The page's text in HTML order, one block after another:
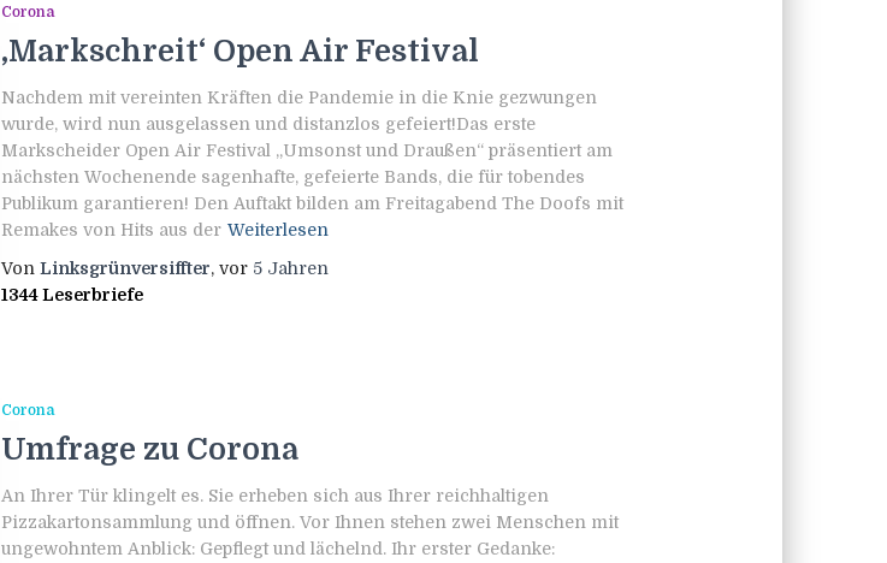
Corona
‚Markschreit‘ Open Air Festival
Nachdem mit vereinten Kräften die Pandemie in die Knie gezwungen
wurde, wird nun ausgelassen und distanzlos gefeiert!Das erste
Markscheider Open Air Festival „Umsonst und Draußen“ präsentiert am
nächsten Wochenende sagenhafte, gefeierte Bands, die für tobendes
Publikum garantieren! Den Auftakt bilden am Freitagabend The Doofs mit
Remakes von Hits aus der Weiterlesen
Von Linksgrünversiffter, vor 5 Jahren
1344 Leserbriefe
Corona
Umfrage zu Corona
An Ihrer Tür klingelt es. Sie erheben sich aus Ihrer reichhaltigen
Pizzakartonsammlung und öffnen. Vor Ihnen stehen zwei Menschen mit
ungewohntem Anblick: Gepflegt und lächelnd. Ihr erster Gedanke: